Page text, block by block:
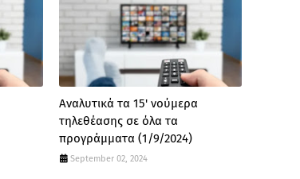
Αναλυτικά τα 15' νούμερα
τηλεθέασης σε όλα τα
προγράμματα (1/9/2024)
September 02, 2024